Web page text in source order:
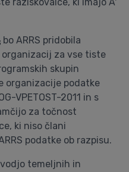
bo ARRS pridobila
za vse tiste
skupin
organizacije podatke
VPETOST-2011 in s
za točnost
ki niso člani
podatke ob razpisu.
temeljnih in